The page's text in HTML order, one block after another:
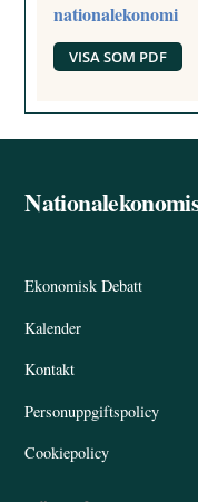
nationalekonomi
VISA SOM PDF
Ekonomisk Debatt
Kalender
Kontakt
Personuppgiftspolicy
Cookiepolicy